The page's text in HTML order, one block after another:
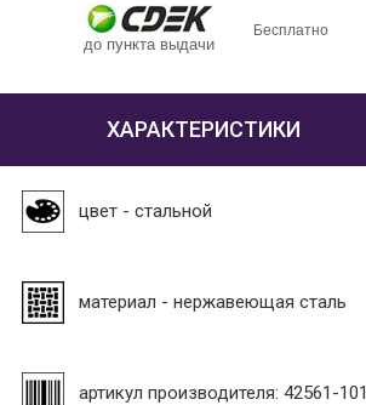
до пункта выдачи
Бесплатно
ХАРАКТЕРИСТИКИ
цвет - стальной
материал - нержавеющая сталь
артикул производителя: 42561-101